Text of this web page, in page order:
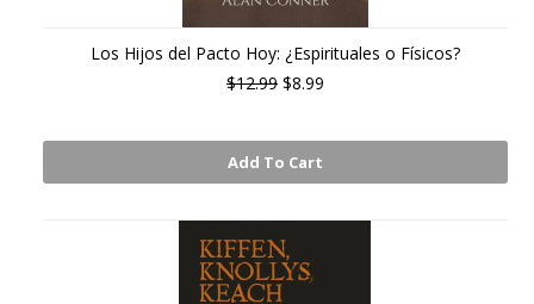
Los Hijos del Pacto Hoy: ¿Espirituales o Físicos?
$12.99 $8.99
Add To Cart